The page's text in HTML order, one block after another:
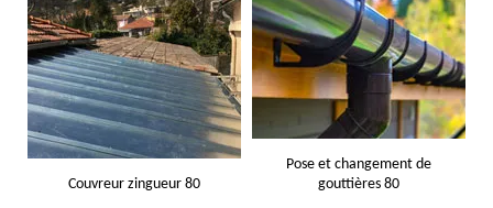
Couvreur zingueur 80
Pose et changement de
gouttières 80